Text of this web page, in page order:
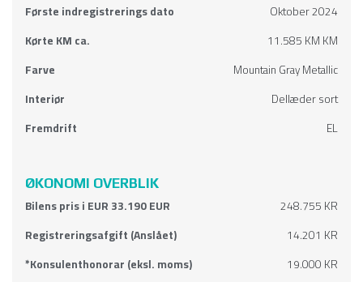
Første indregistrerings dato
Oktober 2024
Kørte KM ca.
11.585 KM KM
Farve
Mountain Gray Metallic
Interiør
Dellæder sort
Fremdrift
EL
ØKONOMI OVERBLIK
Bilens pris i EUR 33.190 EUR
248.755 KR
Registreringsafgift (Anslået)
14.201 KR
*Konsulenthonorar (eksl. moms)
19.000 KR